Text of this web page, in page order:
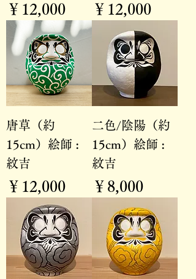
価格
￥12,000 価格
￥12,000
唐草（約
15cm）絵師 :
紋吉
価格
￥12,000
二色/陰陽（約
15cm）絵師 :
紋吉
価格
￥8,000